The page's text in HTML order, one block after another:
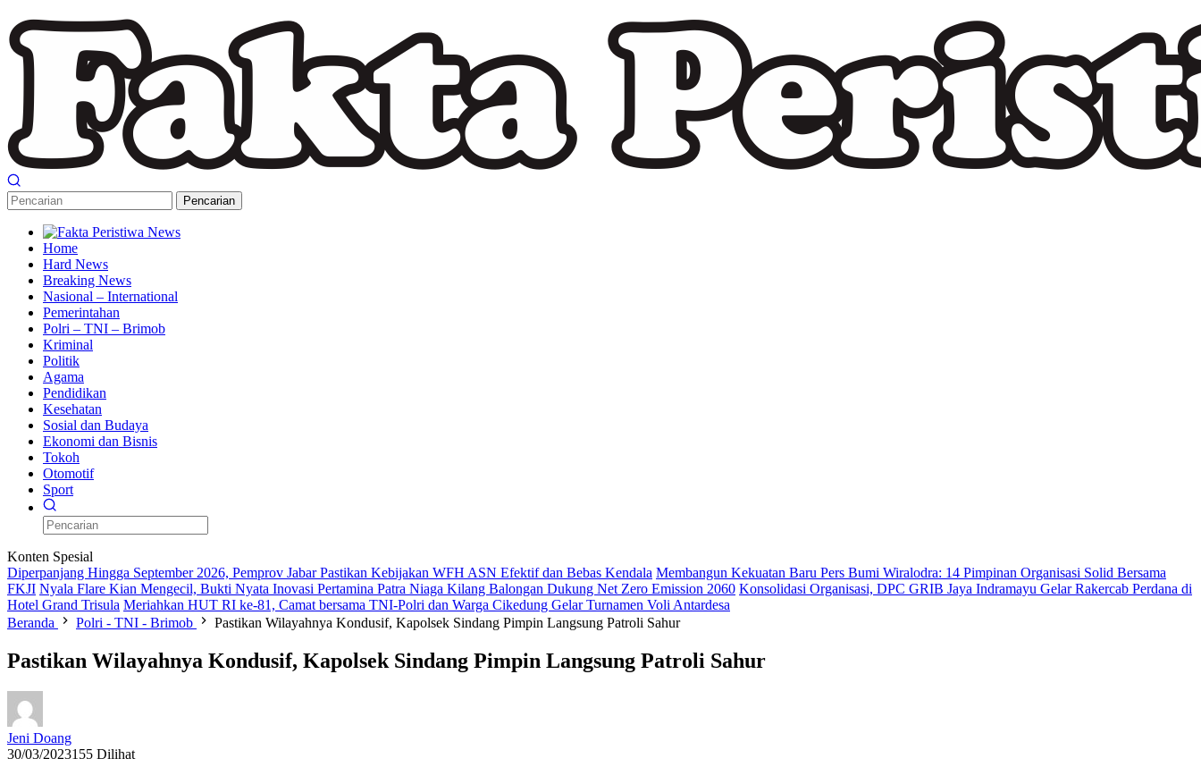
Pencarian
Home
Hard News
Breaking News
Nasional – International
Pemerintahan
Polri – TNI – Brimob
Kriminal
Politik
Agama
Pendidikan
Kesehatan
Sosial dan Budaya
Ekonomi dan Bisnis
Tokoh
Otomotif
Sport
Konten Spesial
Diperpanjang Hingga September 2026, Pemprov Jabar Pastikan Kebijakan WFH ASN Efektif dan Bebas Kendala Membangun Kekuatan Baru Pers Bumi Wiralodra: 14 Pimpinan Organisasi Solid Bersama
FKJI Nyala Flare Kian Mengecil, Bukti Nyata Inovasi Pertamina Patra Niaga Kilang Balongan Dukung Net Zero Emission 2060 Konsolidasi Organisasi, DPC GRIB Jaya Indramayu Gelar Rakercab Perdana di
Hotel Grand Trisula Meriahkan HUT RI ke-81, Camat bersama TNI-Polri dan Warga Cikedung Gelar Turnamen Voli Antardesa
Beranda
Polri - TNI - Brimob Pastikan Wilayahnya Kondusif, Kapolsek Sindang Pimpin Langsung Patroli Sahur
Pastikan Wilayahnya Kondusif, Kapolsek Sindang Pimpin Langsung Patroli Sahur
Jeni Doang
30/03/2023155 Dilihat